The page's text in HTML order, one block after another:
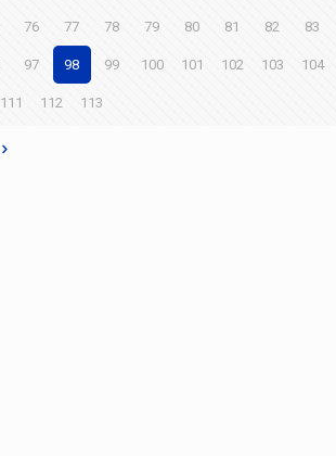
76 77 78 79 80 81 82 83
97 98 99 100 101 102 103 104
111 112 113